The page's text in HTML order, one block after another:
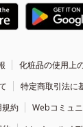
化粧品の使用上
特定商取引法に
規約
Webコミュ